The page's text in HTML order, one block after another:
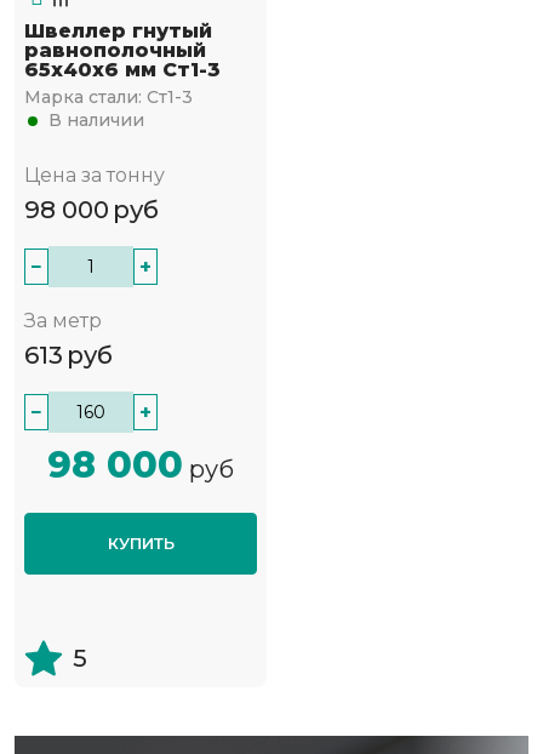
Швеллер гнутый
равнополочный
65х40х6 мм Ст1-3
Марка стали: Ст1-3
В наличии
Цена за тонну
98 000 руб
− +
За метр
613 руб
− +
98 000 руб
КУПИТЬ
5